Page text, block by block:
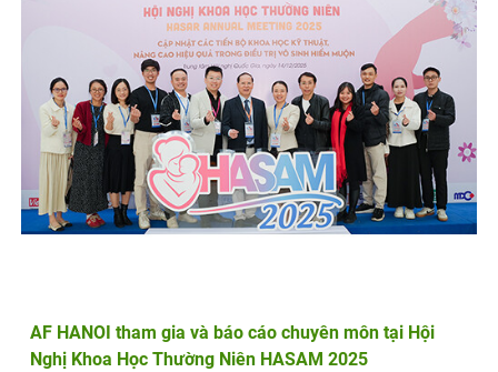
AF HANOI tham gia và báo cáo chuyên môn tại Hội
Nghị Khoa Học Thường Niên HASAM 2025